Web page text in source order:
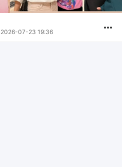
2026-07-23 19:36